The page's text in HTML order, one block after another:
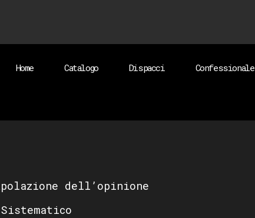
Home Catalogo Dispacci Confessionale
dell’opinione
Sistematico